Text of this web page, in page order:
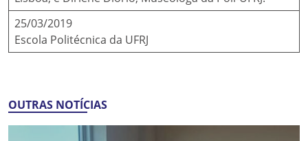
25/03/2019
Escola Politécnica da UFRJ
OUTRAS NOTÍCIAS